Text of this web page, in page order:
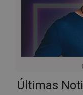
Últimas